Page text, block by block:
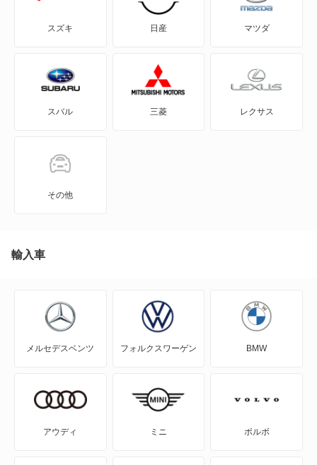
ウェイク
キャスト スポーツ
グランマックスカーゴ
グランマックストラック
スズキ 日産 マツダ
スバル 三菱 レクサス
その他
輸入車
メルセデスベンツ フォルクスワーゲン BMW
アウディ ミニ ボルボ